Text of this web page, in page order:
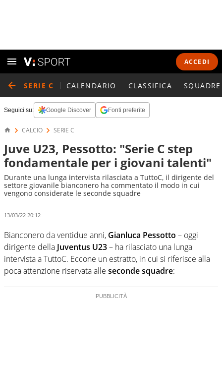
ACCEDI
SERIE C CALENDARIO CLASSIFICA SQUADRE
Seguici su: Google Discover Fonti preferite
CALCIO SERIE C
Juve U23, Pessotto: "Serie C step
fondamentale per i giovani talenti"
Durante una lunga intervista rilasciata a TuttoC, il dirigente del
settore giovanile bianconero ha commentato il modo in cui
vengono considerate le seconde squadre
13/03/22 20:12
Bianconero da ventidue anni, Gianluca Pessotto – oggi
dirigente della Juventus U23– ha rilasciato una lunga
intervista a TuttoC. Eccone un estratto, in cui si riferisce alla
poca attenzione riservata alle seconde squadre: